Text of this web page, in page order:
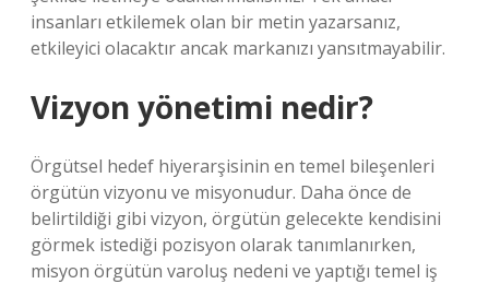
insanları etkilemek olan bir metin yazarsanız,
etkileyici olacaktır ancak markanızı yansıtmayabilir.
Vizyon yönetimi nedir?
Örgütsel hedef hiyerarşisinin en temel bileşenleri
örgütün vizyonu ve misyonudur. Daha önce de
belirtildiği gibi vizyon, örgütün gelecekte kendisini
görmek istediği pozisyon olarak tanımlanırken,
misyon örgütün varoluş nedeni ve yaptığı temel iş